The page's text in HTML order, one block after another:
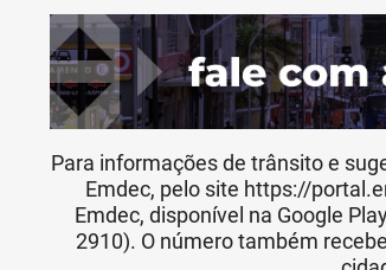
Para informações de trânsito e
Emdec, pelo site https://
Emdec, disponível na Google
2910). O número também